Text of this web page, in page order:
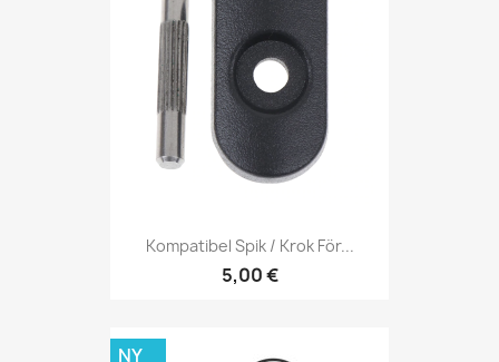
Kompatibel Spik / Krok För...
5,00 €
NY